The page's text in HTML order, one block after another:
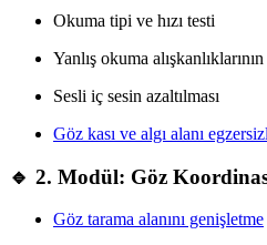
Okuma tipi ve hızı testi
Yanlış okuma
Sesli iç sesin azaltılması
Göz kası ve algı alanı
🔹 2. Modül: Göz
Göz tarama alanını genişletme